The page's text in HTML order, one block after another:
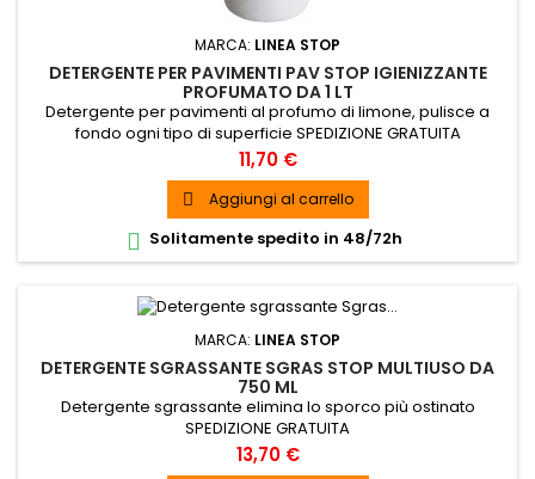
MARCA: LINEA STOP
DETERGENTE PER PAVIMENTI PAV STOP IGIENIZZANTE
PROFUMATO DA 1 LT
Detergente per pavimenti al profumo di limone, pulisce a
fondo ogni tipo di superficie SPEDIZIONE GRATUITA
Prezzo
11,70 €
 Aggiungi al carrello
 Solitamente spedito in 48/72h
MARCA: LINEA STOP
DETERGENTE SGRASSANTE SGRAS STOP MULTIUSO DA
750 ML
Detergente sgrassante elimina lo sporco più ostinato
SPEDIZIONE GRATUITA
Prezzo
13,70 €